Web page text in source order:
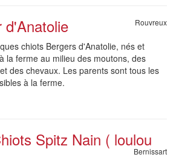
d'Anatolie Rouvreux
chiots Bergers d'Anatolie, nés et
la ferme au milieu des moutons, des
des chevaux. Les parents sont tous les
à la ferme.
Spitz Nain ( loulou
Bernissart